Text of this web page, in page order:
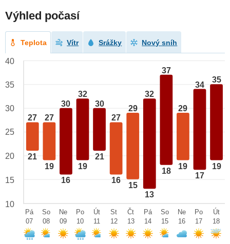
Výhled počasí
Teplota Vítr Srážky Nový sníh
27
21
27
19
30
16
32
19
30
21
27
16
29
15
32
13
37
18
29
19
34
17
35
19
40
35
30
25
20
15
10
Pá
07
So
08
Ne
09
Po
10
Út
11
St
12
Čt
13
Pá
14
So
15
Ne
16
Po
17
Út
18